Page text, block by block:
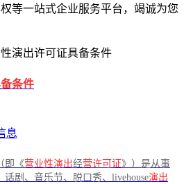
等一站式企业服务平台，竭诚为您
条件
息
即《营业性演出经营许可证》）是从事
话剧、音乐节、脱口秀、livehouse演出